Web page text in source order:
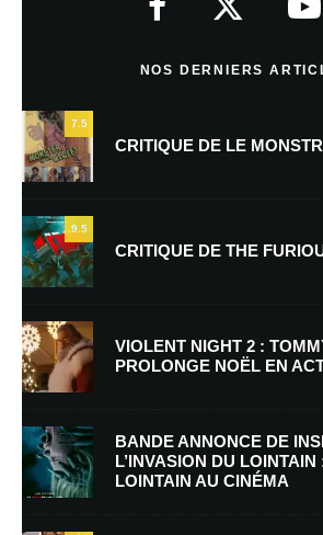
Nom*
E-mail *
Enregistrer mon nom, mon e-mail et mon site
mon prochain commentaire.
NOS DERNIERS
7.5
CRITIQUE DE LE
9.5
CRITIQUE DE THE
VIOLENT NIGHT 2 :
PROLONGE NOËL EN
BANDE ANNONCE DE
L’INVASION DU
LOINTAIN AU CINÉMA